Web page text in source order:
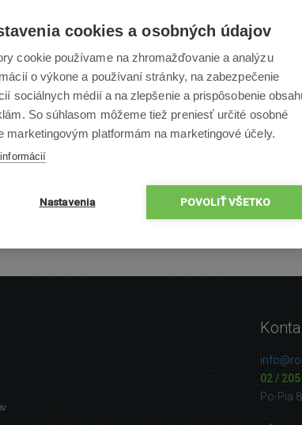
02 /
Po-Pia
cookies a osobných údajov
cookie používame na zhromažďovanie a analýzu
o výkone a používaní stránky, na zabezpečenie
sociálnych médií a na zlepšenie a prispôsobenie
So súhlasom môžeme tiež preniesť určité osobné
marketingovým platformám na marketingové účely.
Nastavenia POVOLIŤ VŠETKO